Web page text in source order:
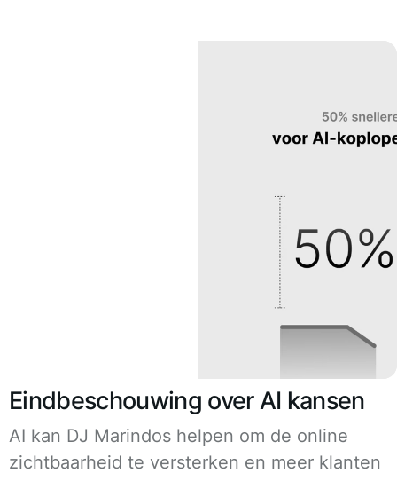
Eindbeschouwing over AI kansen
AI kan DJ Marindos helpen om de online
zichtbaarheid te versterken en meer klanten